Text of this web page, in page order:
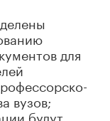
для
вузов;
будут